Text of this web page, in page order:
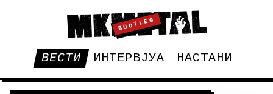
BOOTLEG
ВЕСТИ ИНТЕРВЈУА НАСТАНИ